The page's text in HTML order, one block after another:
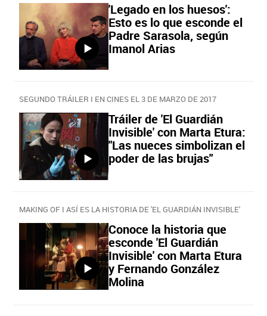
'Legado en los huesos':
Esto es lo que esconde el
Padre Sarasola, según
Imanol Arias
SEGUNDO TRÁILER I EN CINES EL 3 DE MARZO DE 2017
Tráiler de 'El Guardián
Invisible' con Marta Etura:
"Las nueces simbolizan el
poder de las brujas"
MAKING OF I ASÍ ES LA HISTORIA DE 'EL GUARDIÁN INVISIBLE'
Conoce la historia que
esconde 'El Guardián
Invisible' con Marta Etura
y Fernando González
Molina